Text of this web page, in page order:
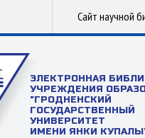
Сайт научной
ЭЛЕКТРОННАЯ
УЧРЕЖДЕНИЯ
"ГРОДНЕНСКИЙ
ГОСУДАРСТВЕННЫЙ
УНИВЕРСИТЕТ
ИМЕНИ ЯНКИ